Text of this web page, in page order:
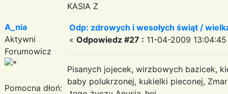
KASIA Z
A_nia
Aktywni
Forumowicz
Pomocna dłoń:
Odp: zdrowych i wesołych świąt /
« Odpowiedz #27 : 11-04-2009
Pisanych jojecek, wirzbowych bazicek,
baby polukrzonej, kukielki pieconej,